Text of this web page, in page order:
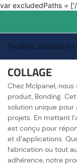
var excludedPaths =
Feuilles solides
COLLAGE
Chez Mclpanel,
produit, Bonding.
solution unique
projets. En mettant
est conçu pour
et d’applications.
fabrication ou tout
adhérence, notre